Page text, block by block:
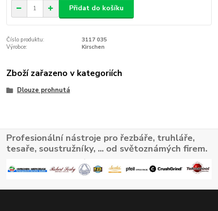
Přidat do košíku
Číslo produktu:
3117 035
Výrobce:
Kirschen
Zboží zařazeno v kategoriích
Dlouze prohnutá
Profesionální nástroje pro řezbáře, truhláře,
tesaře, soustružníky, ... od světoznámých firem.